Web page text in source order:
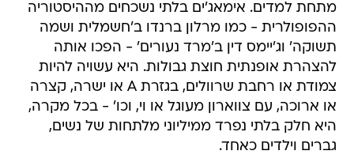
מתחת למדים. אימאג'ים בלתי נשכחים מההיסטוריה
ההפופולרית - כמו מרלון ברנדו ב'חשמלית ושמה
תשוקה' וג'יימס דין ב'מרד נעורים' - הפכו אותה
להצהרת אופנתית חוצת גבולות. היא עשויה להיות
צמודת או רחבת שרוולים, בגזרת A או ישרה, קצרה
או ארוכה, עם צווארון מעוגל או וי, וכו' - בכל מקרה,
היא חלק בלתי נפרד ממיליוני מלתחות של נשים,
גברים וילדים כאחד.